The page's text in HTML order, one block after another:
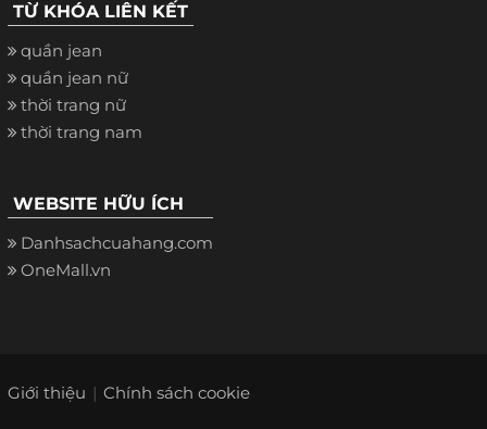
TỪ KHÓA LIÊN KẾT
quần jean
quần jean nữ
thời trang nữ
thời trang nam
WEBSITE HỮU ÍCH
Danhsachcuahang.com
OneMall.vn
Giới thiệu Chính sách cookie